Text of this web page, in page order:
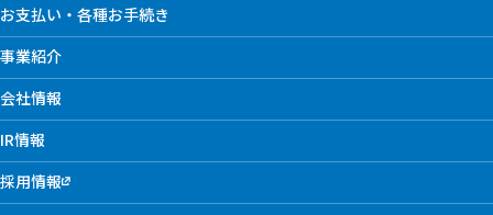
お支払い・各種お手続き
事業紹介
会社情報
IR情報
採用情報